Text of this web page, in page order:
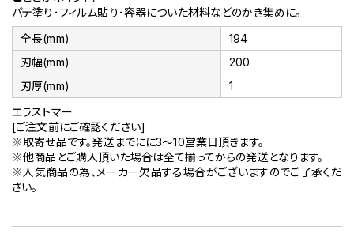
パテ塗り･フィルム貼り･容器についた材料などのかき集めに。
全長(mm)
194
刃幅(mm)
200
刃厚(mm)
1
エラストマー
[ご注文前にご確認ください]
※取寄せ品です。発送までにに3～10営業日頂きます。
※他商品とご購入頂いた場合は全て揃ってからの発送となります。
※人気商品の為、メーカー欠品する場合がございますのでご了承くだ
さい。